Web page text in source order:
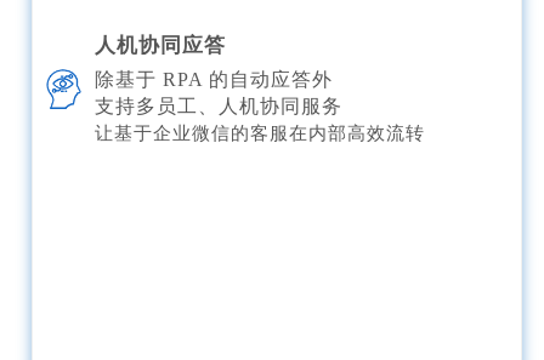
人机协同应答
除基于 RPA 的自动应答外
支持多员工、人机协同服务
让基于企业微信的客服在内部高效流转